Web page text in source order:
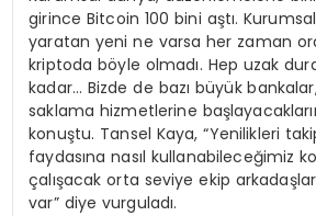
girince Bitcoin 100 bini aştı.
yaratan yeni ne varsa her zaman
kriptoda böyle olmadı. Hep uzak
kadar… Bizde de bazı büyük
saklama hizmetlerine
konuştu. Tansel Kaya, “Yenilikleri
faydasına nasıl kullanabileceğimiz
çalışacak orta seviye ekip
var” diye vurguladı.